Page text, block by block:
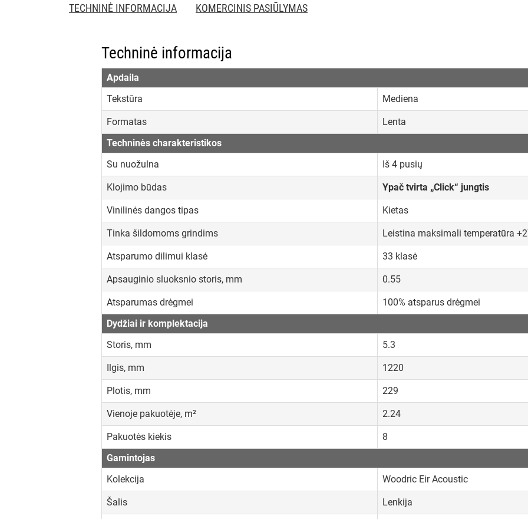
TECHNINĖ INFORMACIJA KOMERCINIS PASIŪLYMAS
Techninė informacija
Apdaila
Tekstūra
Mediena
Formatas
Lenta
Techninės charakteristikos
Su nuožulna
Iš 4 pusių
Klojimo būdas Ypač tvirta „Click“ jungtis
Vinilinės dangos tipas Kietas
Tinka šildomoms grindims Leistina maksimali temperatūra
Atsparumo dilimui klasė 33 klasė
Apsauginio sluoksnio storis, mm 0.55
Atsparumas drėgmei
100% atsparus drėgmei
Dydžiai ir komplektacija
Storis, mm
5.3
Ilgis, mm 1220
Plotis, mm 229
Vienoje pakuotėje, m² 2.24
Pakuotės kiekis
8
Gamintojas
Kolekcija
Woodric Eir Acoustic
Šalis Lenkija